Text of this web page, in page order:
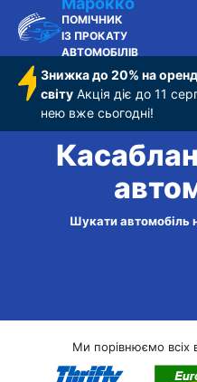
ПОМІЧНИК
ІЗ ПРОКАТУ
АВТОМОБІЛІВ
Знижка до 20% на
світу Акція діє до 11
нею вже сьогодні!
Шукати автомобіль
Ми порівнюємо всіх